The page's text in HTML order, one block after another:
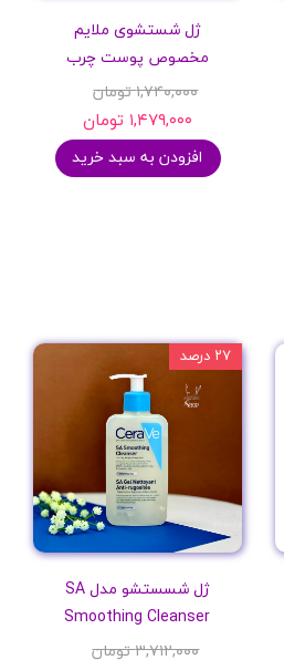
ژل شستشوی ملایم
مخصوص پوست چرب
۱,۷۴۰,۰۰۰ تومان
۱,۴۷۹,۰۰۰ تومان
افزودن به سبد خرید
ژل شسستشو مدل SA
Smoothing Cleanser
۳,۷۱۲,۰۰۰ تومان
۲۷ درصد